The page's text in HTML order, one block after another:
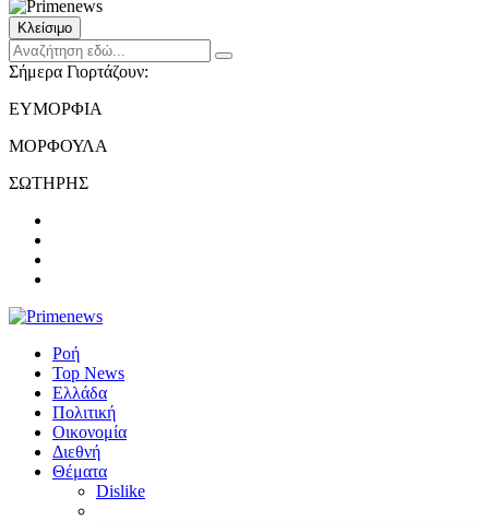
Κλείσιμο
Σήμερα Γιορτάζουν:
ΕΥΜΟΡΦΙΑ
ΜΟΡΦΟΥΛΑ
ΣΩΤΗΡΗΣ
Ροή
Top News
Ελλάδα
Πολιτική
Οικονομία
Διεθνή
Θέματα
Dislike